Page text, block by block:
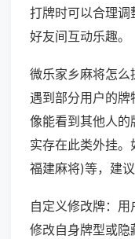
打牌时可以合理调
好友间互动乐趣。
微乐家乡麻将怎么
遇到部分用户的
像能看到其他人的
实存在此类外挂。
福建麻将)等，建
自定义修改牌：用
修改自身牌型或隐